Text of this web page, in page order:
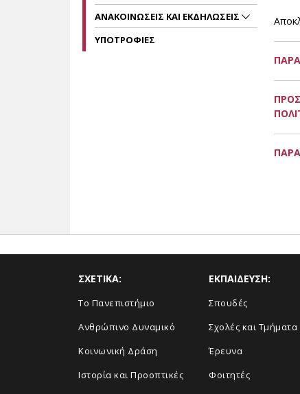
ΑΝΑΚΟΙΝΩΣΕΙΣ ΚΑΙ ΕΚΔΗΛΩΣΕΙΣ
ΥΠΟΤΡΟΦΙΕΣ
ΣΧΕΤΙΚΑ:
Το Πανεπιστήμιο
Ανθρώπινο Δυναμικό
Κοινωνική Δράση
Ιστορία και Προοπτικές
ΕΚΠΑΙΔΕΥΣΗ:
Σπουδές
Σχολές και Τμήματα
Έρευνα
Φοιτητές